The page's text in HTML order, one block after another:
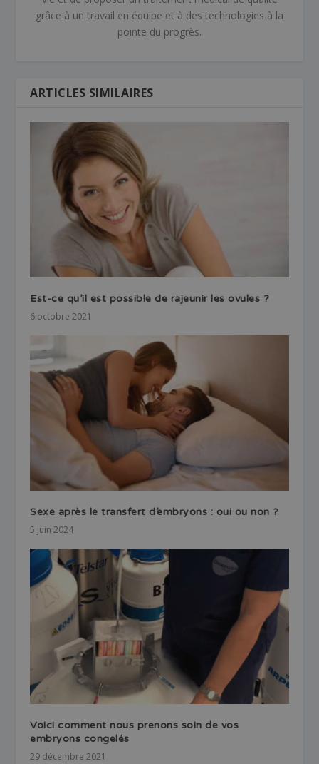
grâce à un travail en équipe et à des technologies à la
pointe du progrès.
ARTICLES SIMILAIRES
Est-ce qu’il est possible de rajeunir les ovules ?
6 octobre 2021
Sexe après le transfert d’embryons : oui ou non ?
5 juin 2024
Voici comment nous prenons soin de vos
embryons congelés
29 décembre 2021